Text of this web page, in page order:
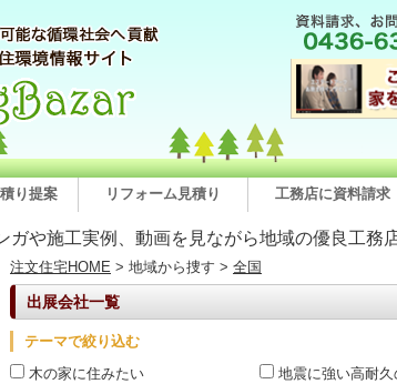
り提案 リフォーム見積り 工務店に資料請求
ガや施工実例、動画を見ながら地域の優良工務
注文住宅HOME > 地域から捜す > 全国
出展会社一覧
テーマで絞り込む
木の家に住みたい
地震に強い高耐久